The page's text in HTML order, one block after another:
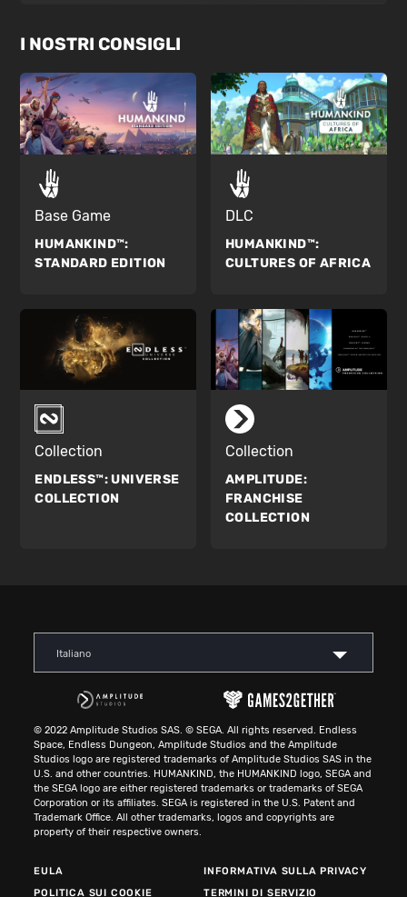
I NOSTRI CONSIGLI
Base Game
HUMANKIND™:
STANDARD EDITION
DLC
HUMANKIND™:
CULTURES OF AFRICA
Collection
ENDLESS™: UNIVERSE
COLLECTION
Collection
AMPLITUDE:
FRANCHISE
COLLECTION
Italiano
© 2022 Amplitude Studios SAS. © SEGA. All rights reserved. Endless
Space, Endless Dungeon, Amplitude Studios and the Amplitude
Studios logo are registered trademarks of Amplitude Studios SAS in the
U.S. and other countries. HUMANKIND, the HUMANKIND logo, SEGA and
the SEGA logo are either registered trademarks or trademarks of SEGA
Corporation or its affiliates. SEGA is registered in the U.S. Patent and
Trademark Office. All other trademarks, logos and copyrights are
property of their respective owners.
EULA
INFORMATIVA SULLA PRIVACY
POLITICA SUI COOKIE
TERMINI DI SERVIZIO